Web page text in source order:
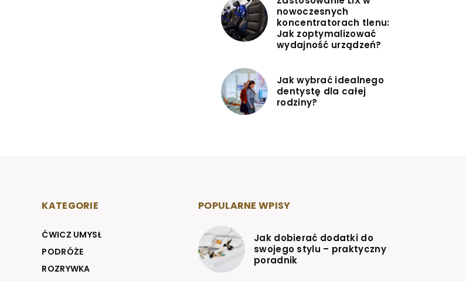
nowoczesnych
koncentratorach tlenu:
Jak zoptymalizować
wydajność urządzeń?
Jak wybrać idealnego
dentystę dla całej
rodziny?
KATEGORIE
ĆWICZ UMYSŁ
PODRÓŻE
ROZRYWKA
POPULARNE WPISY
Jak dobierać dodatki do
swojego stylu – praktyczny
poradnik